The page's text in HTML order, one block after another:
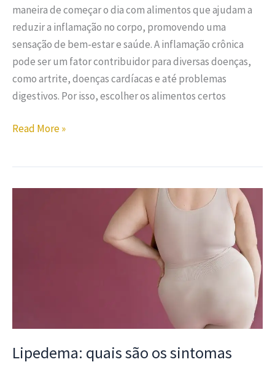
maneira de começar o dia com alimentos que ajudam a
reduzir a inflamação no corpo, promovendo uma
sensação de bem-estar e saúde. A inflamação crônica
pode ser um fator contribuidor para diversas doenças,
como artrite, doenças cardíacas e até problemas
digestivos. Por isso, escolher os alimentos certos
Read More »
Lipedema: quais são os sintomas